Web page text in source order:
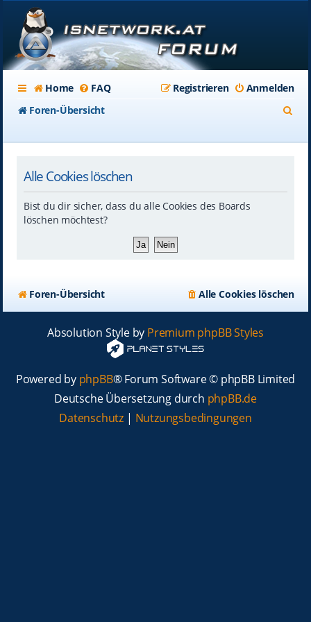
Home FAQ Anmelden
Registrieren
Foren-Übersicht
Alle Cookies löschen
Bist du dir sicher, dass du alle Cookies des Boards
löschen möchtest?
Foren-Übersicht Alle Cookies löschen
Absolution Style by Premium phpBB Styles
Powered by phpBB® Forum Software © phpBB Limited
Deutsche Übersetzung durch phpBB.de
Datenschutz | Nutzungsbedingungen